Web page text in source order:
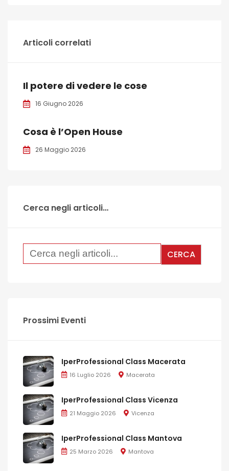
Articoli correlati
Il potere di vedere le cose
16 Giugno 2026
Cosa è l’Open House
26 Maggio 2026
Cerca negli articoli…
Prossimi Eventi
IperProfessional Class Macerata
16 Luglio 2026 Macerata
IperProfessional Class Vicenza
21 Maggio 2026 Vicenza
IperProfessional Class Mantova
25 Marzo 2026 Mantova